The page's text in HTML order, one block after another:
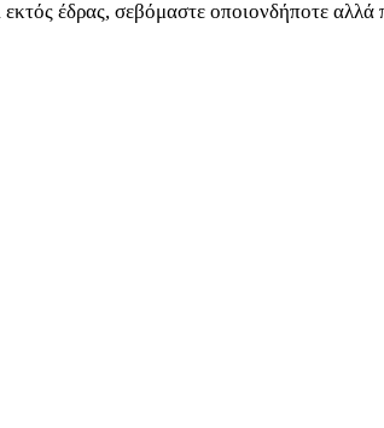
εκτός έδρας, σεβόμαστε οποιονδήποτε